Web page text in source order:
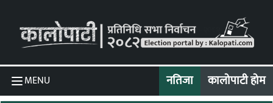
MENU नतिजा कालोपाटी होम